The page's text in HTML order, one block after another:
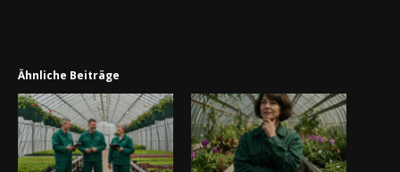
Ähnliche Beiträge